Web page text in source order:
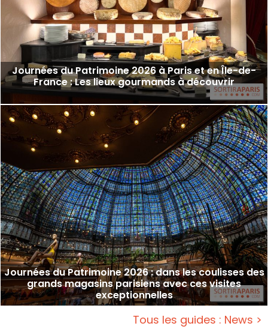
Journées du Patrimoine 2026 à Paris et en Île-de-
France : Les lieux gourmands à découvrir
Journées du Patrimoine 2026 : dans les coulisses des
grands magasins parisiens avec ces visites
exceptionnelles
Tous les guides : News >